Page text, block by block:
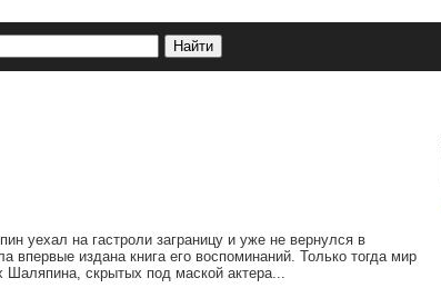
уехал на гастроли заграницу и уже не вернулся в
впервые издана книга его воспоминаний. Только тогда мир
Шаляпина, скрытых под маской актера...